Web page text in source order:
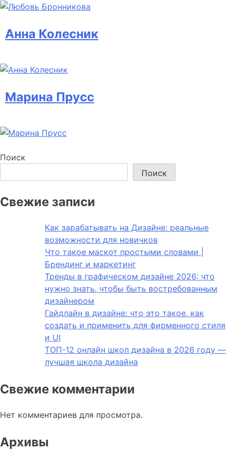
Анна Колесник
Марина Прусс
Поиск
Поиск
Свежие записи
Как зарабатывать на Дизайне: реальные
возможности для новичков
Что такое маскот простыми словами |
Брендинг и маркетинг
Тренды в графическом дизайне 2026: что
нужно знать, чтобы быть востребованным
дизайнером
Гайдлайн в дизайне: что это такое, как
создать и применить для фирменного стиля
и UI
ТОП-12 онлайн школ дизайна в 2026 году —
лучшая школа дизайна
Свежие комментарии
Нет комментариев для просмотра.
Архивы